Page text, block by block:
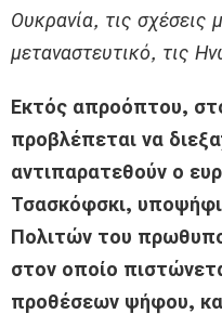
Ουκρανία, τις
μεταναστευτικό, τις
Εκτός απροόπτου,
προβλέπεται να
αντιπαρατεθούν ο
Τσασκόφσκι,
Πολιτών του
στον οποίο
προθέσεων ψήφου,